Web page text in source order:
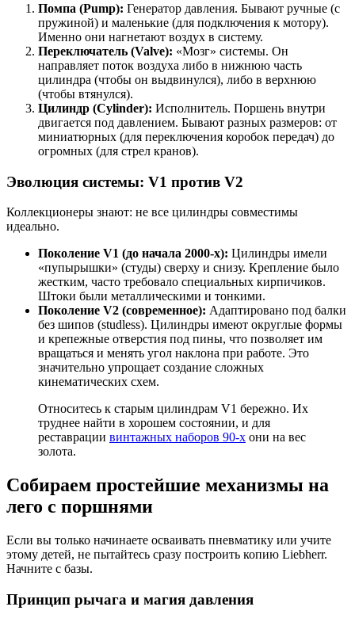
Помпа (Pump): Генератор давления. Бывают ручные (с
пружиной) и маленькие (для подключения к мотору).
Именно они нагнетают воздух в систему.
Переключатель (Valve): «Мозг» системы. Он
направляет поток воздуха либо в нижнюю часть
цилиндра (чтобы он выдвинулся), либо в верхнюю
(чтобы втянулся).
Цилиндр (Cylinder): Исполнитель. Поршень внутри
двигается под давлением. Бывают разных размеров: от
миниатюрных (для переключения коробок передач) до
огромных (для стрел кранов).
Эволюция системы: V1 против V2
Коллекционеры знают: не все цилиндры совместимы
идеально.
Поколение V1 (до начала 2000-х): Цилиндры имели
«пупырышки» (студы) сверху и снизу. Крепление было
жестким, часто требовало специальных кирпичиков.
Штоки были металлическими и тонкими.
Поколение V2 (современное): Адаптировано под балки
без шипов (studless). Цилиндры имеют округлые формы
и крепежные отверстия под пины, что позволяет им
вращаться и менять угол наклона при работе. Это
значительно упрощает создание сложных
кинематических схем.
Относитесь к старым цилиндрам V1 бережно. Их
труднее найти в хорошем состоянии, и для
реставрации винтажных наборов 90-х они на вес
золота.
Собираем простейшие механизмы на
лего с поршнями
Если вы только начинаете осваивать пневматику или учите
этому детей, не пытайтесь сразу построить копию Liebherr.
Начните с базы.
Принцип рычага и магия давления